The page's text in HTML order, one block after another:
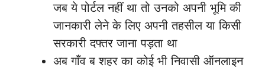
जब ये पोर्टल नहीं था तो उनको अपनी भूमि की
जानकारी लेने के लिए अपनी तहसील या किसी
सरकारी दफ्तर जाना पड़ता था
अब गाँव ब शहर का कोई भी निवासी ऑनलाइन